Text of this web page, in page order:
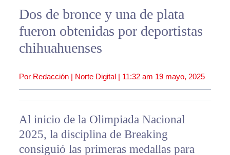
Dos de bronce y una de plata
fueron obtenidas por deportistas
chihuahuenses
Por Redacción | Norte Digital | 11:32 am 19 mayo, 2025
Al inicio de la Olimpiada Nacional
2025, la disciplina de Breaking
consiguió las primeras medallas para